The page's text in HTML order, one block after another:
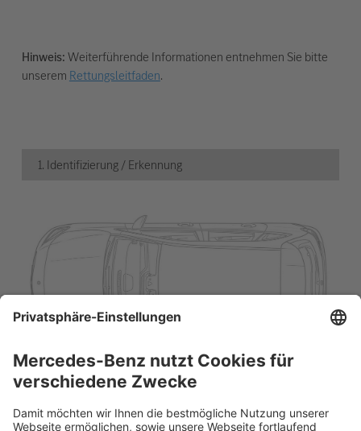
Hinweis:Weiterführende Informationen entnehmen Sie bitte
unserem Rettungsleitfaden.
1. Identifizierung / Erkennung